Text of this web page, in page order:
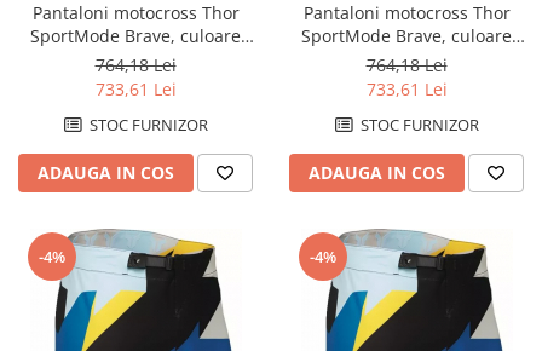
Pantaloni motocross Thor
SportMode Brave, culoare
negru/gri, marime 40
764,18 Lei
733,61 Lei
STOC FURNIZOR
ADAUGA IN COS
Pantaloni motocross Thor
SportMode Brave, culoare
multicolor, marime 31
764,18 Lei
733,61 Lei
STOC FURNIZOR
ADAUGA IN COS
-4% -4%